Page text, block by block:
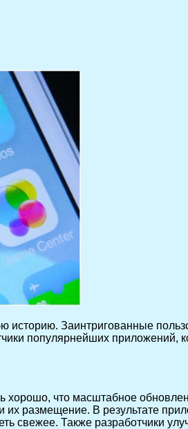
Заинтригованные
популярнейших приложений,
хорошо, что масштабное
размещение. В результате
свежее. Также разработчики